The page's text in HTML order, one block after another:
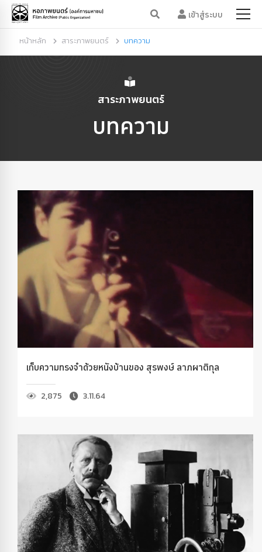
เข้าสู่ระบบ
หน้าหลัก สาระภาพยนตร์ บทความ
สาระภาพยนตร์
บทความ
เก็บความทรงจำด้วยหนังบ้านของ สุรพงษ์ ลาภผาติกุล
2,875 3.11.64